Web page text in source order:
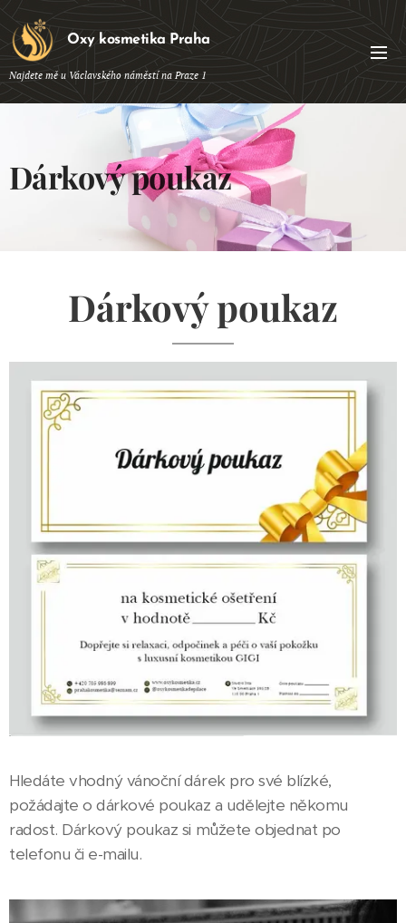
Oxy kosmetika Praha
Najdete mě u Václavského náměstí na Praze 1
Dárkový poukaz
Dárkový poukaz
Hledáte vhodný vánoční dárek pro své blízké,
požádajte o dárkové poukaz a udělejte někomu
radost. Dárkový poukaz si můžete objednat po
telefonu či e-mailu.